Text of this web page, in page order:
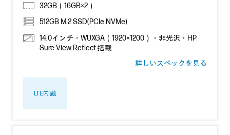
32GB（16GB×2）
512GB M.2 SSD(PCIe NVMe)
14.0インチ・WUXGA（1920×1200）・非光沢・HP
Sure View Reflect 搭載
詳しいスペックを見る
LTE内蔵